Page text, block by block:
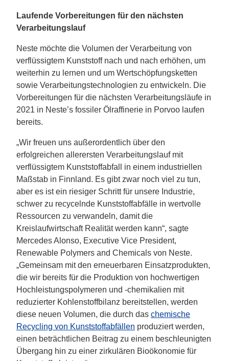
Laufende Vorbereitungen für den nächsten
Verarbeitungslauf
Neste möchte die Volumen der Verarbeitung von
verflüssigtem Kunststoff nach und nach erhöhen, um
weiterhin zu lernen und um Wertschöpfungsketten
sowie Verarbeitungstechnologien zu entwickeln. Die
Vorbereitungen für die nächsten Verarbeitungsläufe in
2021 in Neste’s fossiler Ölraffinerie in Porvoo laufen
bereits.
„Wir freuen uns außerordentlich über den
erfolgreichen allerersten Verarbeitungslauf mit
verflüssigtem Kunststoffabfall in einem industriellen
Maßstab in Finnland. Es gibt zwar noch viel zu tun,
aber es ist ein riesiger Schritt für unsere Industrie,
schwer zu recycelnde Kunststoffabfälle in wertvolle
Ressourcen zu verwandeln, damit die
Kreislaufwirtschaft Realität werden kann“, sagte
Mercedes Alonso, Executive Vice President,
Renewable Polymers and Chemicals von Neste.
„Gemeinsam mit den erneuerbaren Einsatzprodukten,
die wir bereits für die Produktion von hochwertigen
Hochleistungspolymeren und -chemikalien mit
reduzierter Kohlenstoffbilanz bereitstellen, werden
diese neuen Volumen, die durch das chemische
Recycling von Kunststoffabfällen produziert werden,
einen beträchtlichen Beitrag zu einem beschleunigten
Übergang hin zu einer zirkulären Bioökonomie für